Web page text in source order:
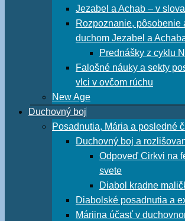
Jezabel a Achab – v
Rozpoznanie, pôsobenie
duchom Jezabel a
Prednášky z cyklu
Falošné náuky a sekty
vlci v ovčom rúchu
New Age
Duchovný boj
Posadnutia, Mária a posledné
Duchovný boj a
Odpoveď Cirkvi na
svete
Diabol kradne
Diabolské posadnutia a
Máriina účasť v